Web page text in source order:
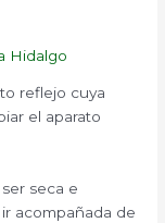
Hidalgo
reflejo cuya
el aparato
seca e
acompañada de